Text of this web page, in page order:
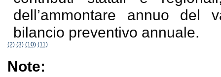
dell’ammontare annuo del
bilancio preventivo annuale.
(2) (3) (10) (11)
Note: